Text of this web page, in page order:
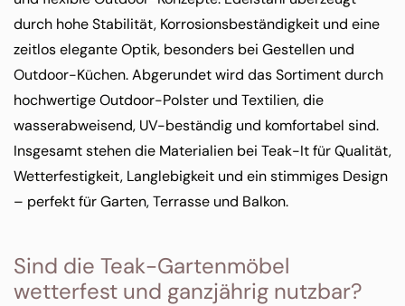
durch hohe Stabilität, Korrosionsbeständigkeit und eine
zeitlos elegante Optik, besonders bei Gestellen und
Outdoor-Küchen. Abgerundet wird das Sortiment durch
hochwertige Outdoor-Polster und Textilien, die
wasserabweisend, UV-beständig und komfortabel sind.
Insgesamt stehen die Materialien bei Teak-It für Qualität,
Wetterfestigkeit, Langlebigkeit und ein stimmiges Design
– perfekt für Garten, Terrasse und Balkon.
Sind die Teak-Gartenmöbel
wetterfest und ganzjährig nutzbar?